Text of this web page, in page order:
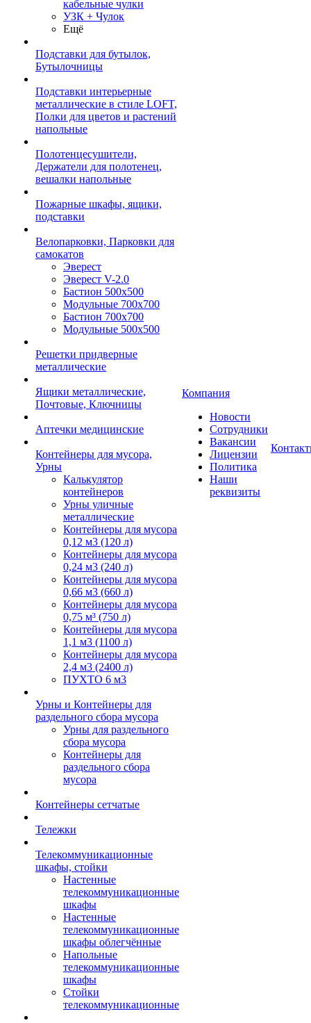
кабельные чулки
УЗК + Чулок
Ещё
Подставки для бутылок,
Бутылочницы
Подставки интерьерные
металлические в стиле LOFT,
Полки для цветов и растений
напольные
Полотенцесушители,
Держатели для полотенец,
вешалки напольные
Пожарные шкафы, ящики,
подставки
Велопарковки, Парковки для
самокатов
Эверест
Эверест V-2.0
Бастион 500х500
Модульные 700х700
Бастион 700х700
Модульные 500х500
Решетки придверные
металлические
Ящики металлические,
Почтовые, Ключницы
Аптечки медицинские
Контейнеры для мусора,
Урны
Калькулятор
контейнеров
Урны уличные
металлические
Контейнеры для мусора
0,12 м3 (120 л)
Контейнеры для мусора
0,24 м3 (240 л)
Контейнеры для мусора
0,66 м3 (660 л)
Контейнеры для мусора
0,75 м³ (750 л)
Контейнеры для мусора
1,1 м3 (1100 л)
Контейнеры для мусора
2,4 м3 (2400 л)
ПУХТО 6 м3
Урны и Контейнеры для
раздельного сбора мусора
Урны для раздельного
сбора мусора
Контейнеры для
раздельного сбора
мусора
Контейнеры сетчатые
Тележки
Телекоммуникационные
шкафы, стойки
Настенные
телекоммуникационные
шкафы
Настенные
телекоммуникационные
шкафы облегчённые
Напольные
телекоммуникационные
шкафы
Стойки
телекоммуникационные
Компания
Новости
Сотрудники
Вакансии
Лицензии
Политика
Наши
реквизиты